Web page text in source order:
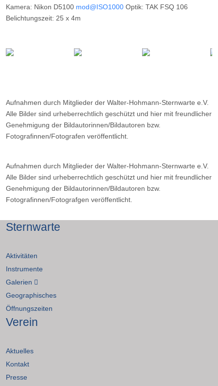
Kamera: Nikon D5100 mod@ISO1000 Optik: TAK FSQ 106
Belichtungszeit: 25 x 4m
Datum: ---
Aufnahmen durch Mitglieder der Walter-Hohmann-Sternwarte e.V.
Alle Bilder sind urheberrechtlich geschützt und hier mit freundlicher
Genehmigung der Bildautorinnen/Bildautoren bzw.
Fotografinnen/Fotografen veröffentlicht.
Aufnahmen durch Mitglieder der Walter-Hohmann-Sternwarte e.V.
Alle Bilder sind urheberrechtlich geschützt und hier mit freundlicher
Genehmigung der Bildautorinnen/Bildautoren bzw.
Fotografinnen/Fotografgen veröffentlicht.
Sternwarte
Aktivitäten
Instrumente
Galerien
Geographisches
Öffnungszeiten
Verein
Aktuelles
Kontakt
Presse